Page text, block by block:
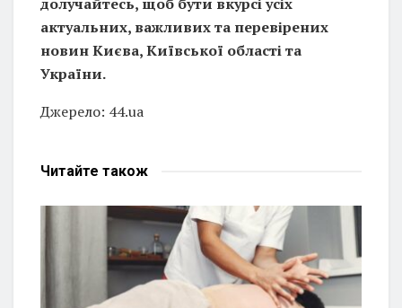
долучайтесь, щоб бути вкурсі усіх
актуальних, важливих та перевірених
новин Києва, Київської області та
України.
Джерело: 44.ua
Читайте також